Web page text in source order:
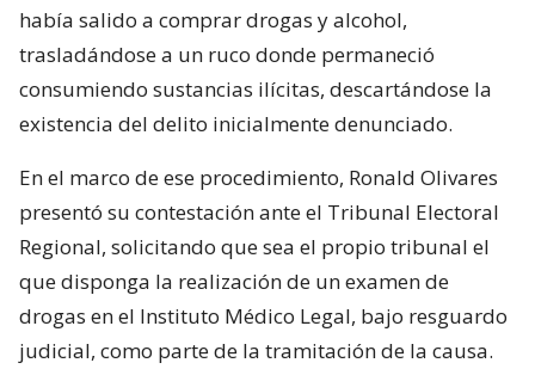
había salido a comprar drogas y alcohol,
trasladándose a un ruco donde permaneció
consumiendo sustancias ilícitas, descartándose la
existencia del delito inicialmente denunciado.
En el marco de ese procedimiento, Ronald Olivares
presentó su contestación ante el Tribunal Electoral
Regional, solicitando que sea el propio tribunal el
que disponga la realización de un examen de
drogas en el Instituto Médico Legal, bajo resguardo
judicial, como parte de la tramitación de la causa.